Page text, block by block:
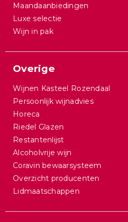
Maandaanbiedingen
Luxe selectie
Wijn in pak
Overige
Wijnen Kasteel Rozendaal
Persoonlijk wijnadvies
Horeca
Riedel Glazen
Restantenlijst
Alcoholvrije wijn
Coravin bewaarsysteem
Overzicht producenten
Lidmaatschappen